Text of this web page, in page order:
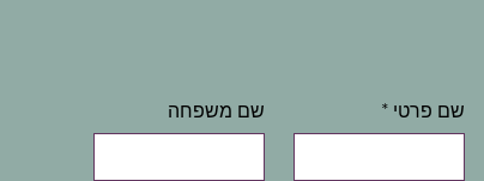
שם פרטי * שם משפחה